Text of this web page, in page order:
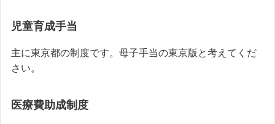
児童育成手当
主に東京都の制度です。母子手当の東京版と考えてくだ
さい。
医療費助成制度